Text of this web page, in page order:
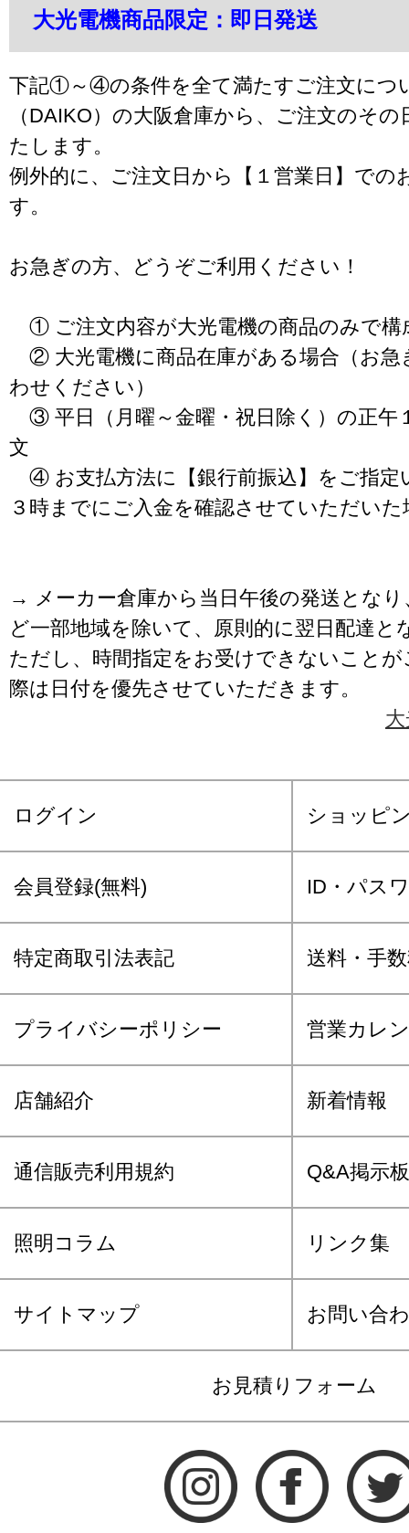
大光電機商品限定：即日発送
下記①～④の条件を全て満たすご注文につ
（DAIKO）の大阪倉庫から、ご注文のそ
たします。
例外的に、ご注文日から【１営業日】での
す。
お急ぎの方、どうぞご利用ください！
① ご注文内容が大光電機の商品のみで構
② 大光電機に商品在庫がある場合（お急
わせください）
③ 平日（月曜～金曜・祝日除く）の正午
文
④ お支払方法に【銀行前振込】をご指定
３時までにご入金を確認させていただいた
→ メーカー倉庫から当日午後の発送となり
ど一部地域を除いて、原則的に翌日配達と
ただし、時間指定をお受けできないこと
際は日付を優先させていただきます。
ログイン ショッピ
会員登録(無料) ID・パス
特定商取引法表記 送料・手
プライバシーポリシー 営業カレ
店舗紹介 新着情報
通信販売利用規約 Q&A掲示板
照明コラム リンク集
サイトマップ お問い合
お見積りフォーム